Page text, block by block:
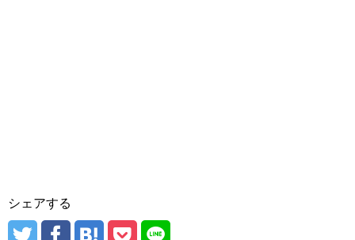
シェアする